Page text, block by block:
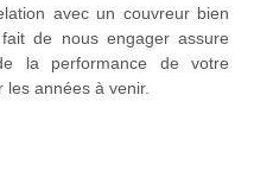
avec un couvreur bien
de nous engager assure
la performance de votre
les années à venir.